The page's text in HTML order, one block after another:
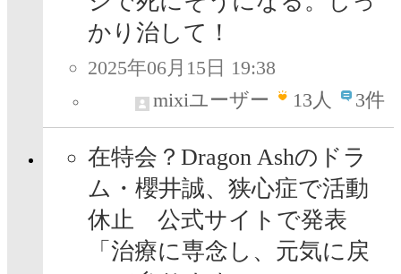
かり治して！
2025年06月15日 19:38
mixiユーザー
13人 3件
在特会？Dragon Ashのドラ
ム・櫻井誠、狭心症で活動
休止 公式サイトで発表
「治療に専念し、元気に戻